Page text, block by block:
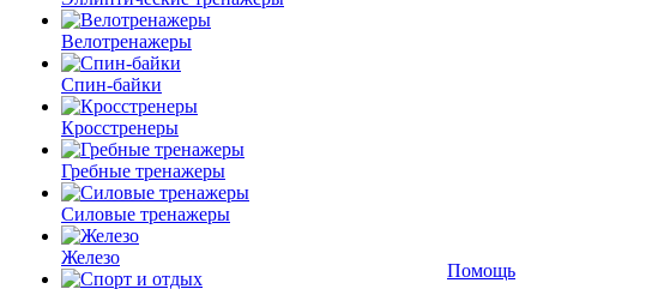
Велотренажеры
Спин-байки
Кросстренеры
Гребные тренажеры
Силовые тренажеры
Железо
Помощь